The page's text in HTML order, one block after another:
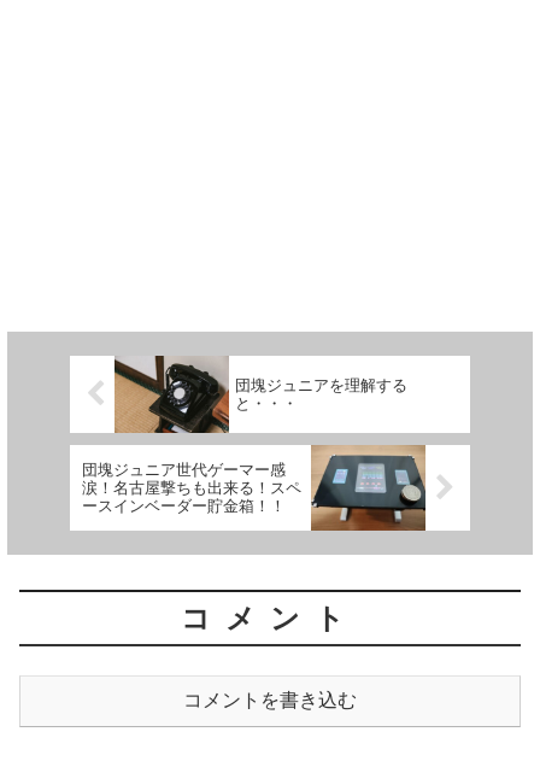
団塊ジュニアを理解する
と・・・
団塊ジュニア世代ゲーマー感
涙！名古屋撃ちも出来る！スペ
ースインベーダー貯金箱！！
コメント
コメントを書き込む